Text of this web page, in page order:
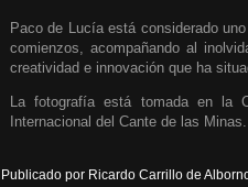
Paco de Lucía está considerado
comienzos, acompañando al
creatividad e innovación que ha
La fotografía está tomada en la
Internacional del Cante de las Minas.
Publicado por Ricardo Carrillo de